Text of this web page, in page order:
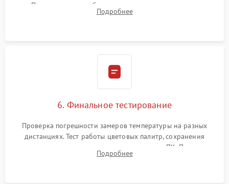
Программная калибровка матрицы по эталонному
абсолютно черному телу для точного измерения температур.
Подробнее
6. Финальное тестирование
Проверка погрешности замеров температуры на разных
дистанциях. Тест работы цветовых палитр, сохранения
термограмм в память и передачи данных на ПК. Проверка
автономности работы и итоговый контроль качества.
Подробнее